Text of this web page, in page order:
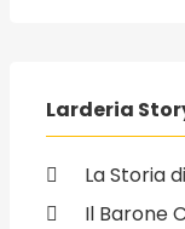
Larderia
La Storia
Il Barone